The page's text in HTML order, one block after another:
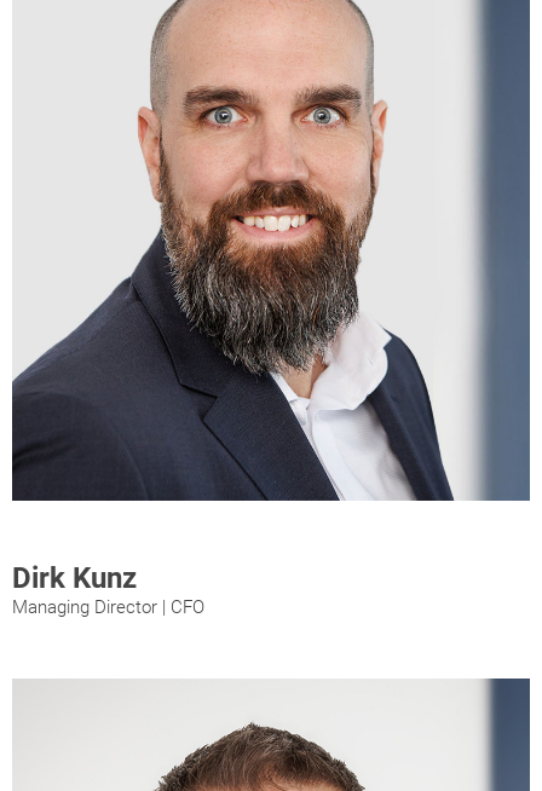
Dirk Kunz
Managing Director | CFO